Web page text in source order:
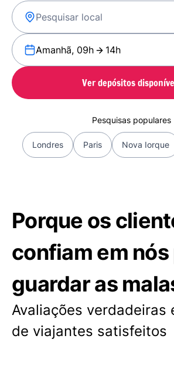
Amanhã, 09h 14h
Ver depósitos
Pesquisas populares
Londres Paris Nova Iorque
Porque os
confiam em nós
guardar as
Avaliações verdadeiras
de viajantes satisfeitos